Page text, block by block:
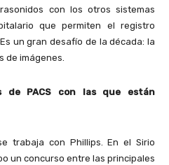
con los otros sistemas
que permiten el registro
un gran desafío de la década: la
de imágenes.
de PACS con las que están
trabaja con Phillips. En el Sirio
un concurso entre las principales